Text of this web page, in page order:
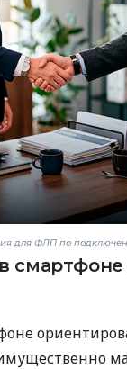
для ФЛП по
смартфоне